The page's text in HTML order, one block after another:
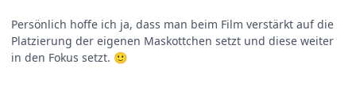
Persönlich hoffe ich ja, dass man beim Film verstärkt auf die
Platzierung der eigenen Maskottchen setzt und diese weiter
in den Fokus setzt. 🙂